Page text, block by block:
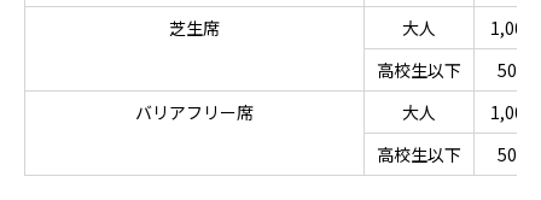
芝生席
大人
1,000
高校生以下
500
バリアフリー席
大人
1,000
高校生以下
500